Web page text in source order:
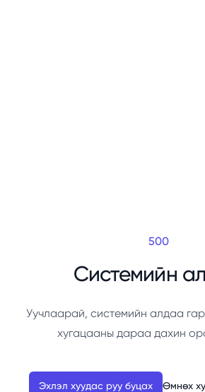
500
Системийн
Уучлаарай, системийн алдаа
хугацааны дараа дахин
Эхлэл хуудас руу буцах Өмнөх